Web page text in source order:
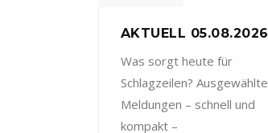
AKTUELL 05.08.2026
Was sorgt heute für
Schlagzeilen? Ausgewählte
Meldungen – schnell und
kompakt –